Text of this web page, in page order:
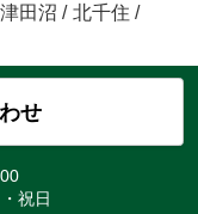
津田沼 / 北千住 /
せ
祝日